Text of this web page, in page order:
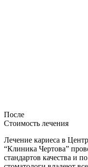
После
Стоимость лечения
Лечение кариеса в
“Клиника Чертова”
стандартов качества и